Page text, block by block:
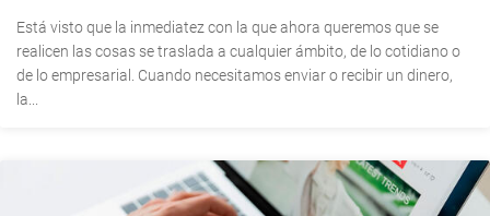
Está visto que la inmediatez con la que ahora queremos que se
realicen las cosas se traslada a cualquier ámbito, de lo cotidiano o
de lo empresarial. Cuando necesitamos enviar o recibir un dinero,
la...